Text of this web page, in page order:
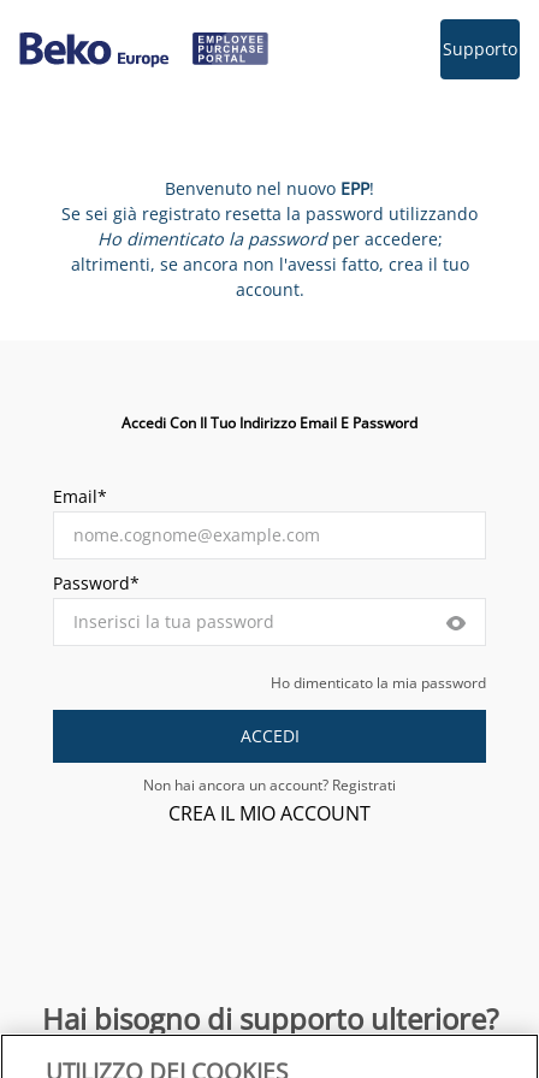
Supporto
Benvenuto nel nuovo EPP!
Se sei già registrato resetta la password utilizzando
Ho dimenticato la passwordper accedere;
altrimenti, se ancora non l'avessi fatto, crea il tuo
account.
Accedi Con Il Tuo Indirizzo Email E Password
Email*
Password*
Ho dimenticato la mia password
ACCEDI
Non hai ancora un account? Registrati
CREA IL MIO ACCOUNT
Hai bisogno di supporto ulteriore?
UTILIZZO DEI COOKIES